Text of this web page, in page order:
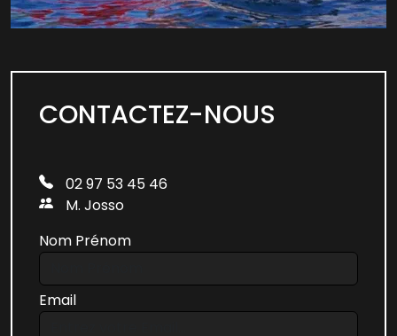
CONTACTEZ-NOUS
02 97 53 45 46
M. Josso
Nom Prénom
Email